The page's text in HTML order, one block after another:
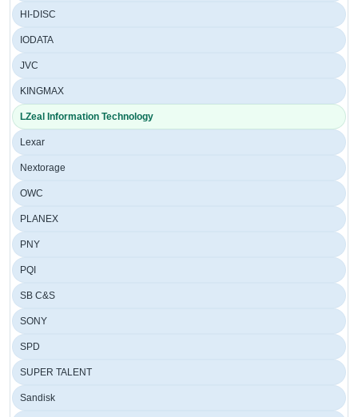
HI-DISC
IODATA
JVC
KINGMAX
LZeal Information Technology
Lexar
Nextorage
OWC
PLANEX
PNY
PQI
SB C&S
SONY
SPD
SUPER TALENT
Sandisk